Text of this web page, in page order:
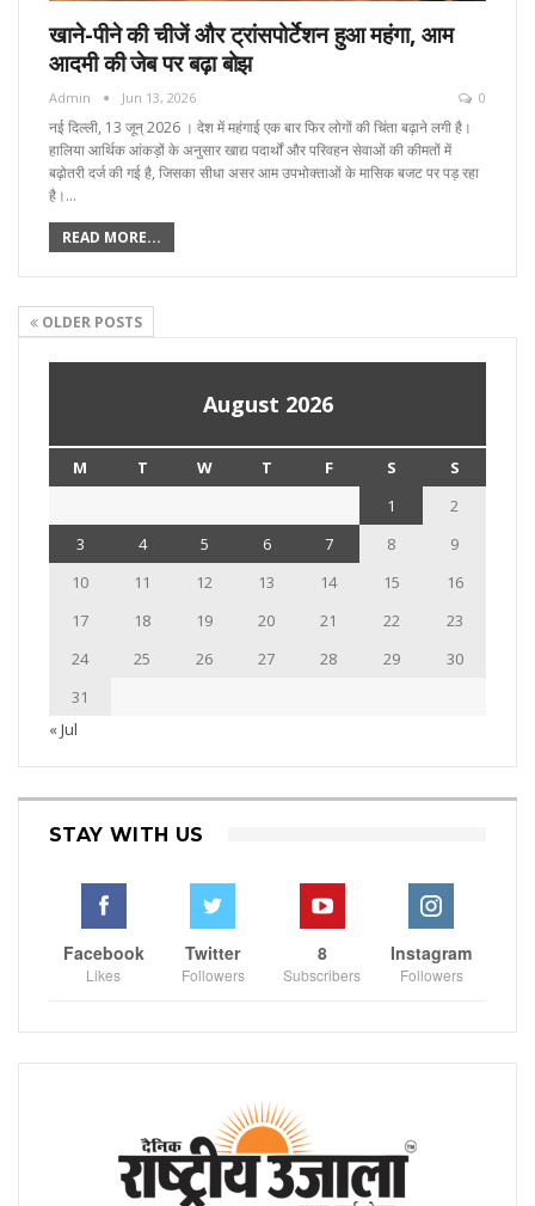
खाने-पीने की चीजें और ट्रांसपोर्टेशन हुआ महंगा, आम
आदमी की जेब पर बढ़ा बोझ
Admin Jun 13, 2026 0
नई दिल्ली, 13 जून्‌ 2026 । देश में महंगाई एक बार फिर लोगों की चिंता बढ़ाने लगी है।
हालिया आर्थिक आंकड़ों के अनुसार खाद्य पदार्थों और परिवहन सेवाओं की कीमतों में
बढ़ोतरी दर्ज की गई है, जिसका सीधा असर आम उपभोक्ताओं के मासिक बजट पर पड़ रहा
है।…
READ MORE...
OLDER POSTS
August 2026
M T W T F S
S
1
2
3
4 5 6 7 8
9
10
11 12 13 14 15
16
17
18 19 20 21 22
23
24
25 26 27 28 29
30
31
« Jul
STAY WITH US
Facebook
Likes
Twitter
Followers
8
Subscribers
Instagram
Followers